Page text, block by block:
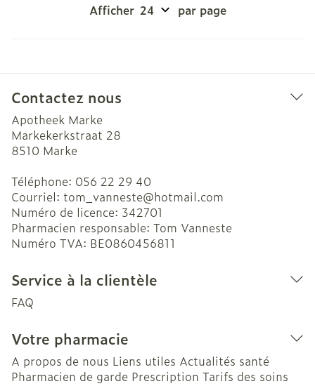
Afficher par page
Contactez nous
Apotheek Marke
Markekerkstraat 28
8510 Marke
Téléphone: 056 22 29 40
Courriel: tom_vanneste@hotmail.com
Numéro de licence: 342701
Pharmacien responsable: Tom Vanneste
Numéro TVA: BE0860456811
Service à la clientèle
FAQ
Votre pharmacie
A propos de nous Liens utiles Actualités santé
Pharmacien de garde Prescription Tarifs des soins